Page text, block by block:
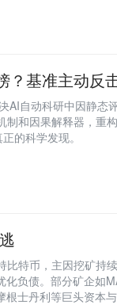
？基准主动反
AI自动科研中因静态
和因果解释器，重
的科学发现。
比特币，主因挖矿持
化负债。部分矿企如
士丹利等巨头资本